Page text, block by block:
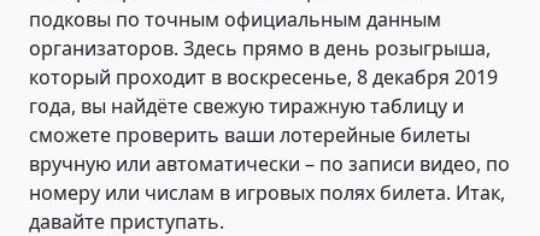
подковы по точным официальным данным
организаторов. Здесь прямо в день розыгрыша,
который проходит в воскресенье, 8 декабря 2019
года, вы найдёте свежую тиражную таблицу и
сможете проверить ваши лотерейные билеты
вручную или автоматически – по записи видео, по
номеру или числам в игровых полях билета. Итак,
давайте приступать.